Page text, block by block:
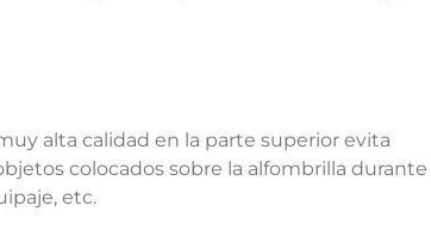
alta calidad en la parte superior evita
colocados sobre la alfombrilla durante
etc.